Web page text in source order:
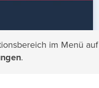
im Menü auf
.